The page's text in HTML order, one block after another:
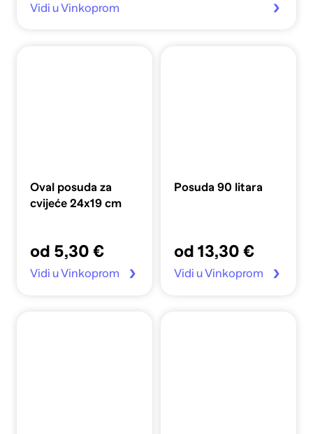
Vidi u Vinkoprom
Oval posuda za
cvijeće 24x19 cm
od 5,30 €
Vidi u Vinkoprom
Posuda 90 litara
od 13,30 €
Vidi u Vinkoprom